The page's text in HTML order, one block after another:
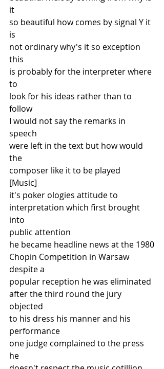
it
so beautiful how comes by signal Y it
is
not ordinary why's it so exception
this
is probably for the interpreter where
to
look for his ideas rather than to
follow
I would not say the remarks in
speech
were left in the text but how would
the
composer like it to be played
[Music]
it's poker ologies attitude to
interpretation which first brought
into
public attention
he became headline news at the 1980
Chopin Competition in Warsaw
despite a
popular reception he was eliminated
after the third round the jury
objected
to his dress his manner and his
performance
one judge complained to the press
he